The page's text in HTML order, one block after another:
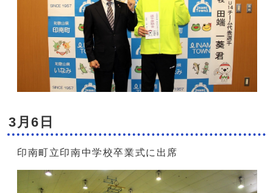
3月6日
印南町立印南中学校卒業式に出席